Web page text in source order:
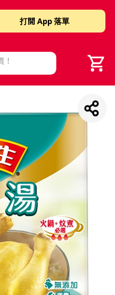
打開 App 落單